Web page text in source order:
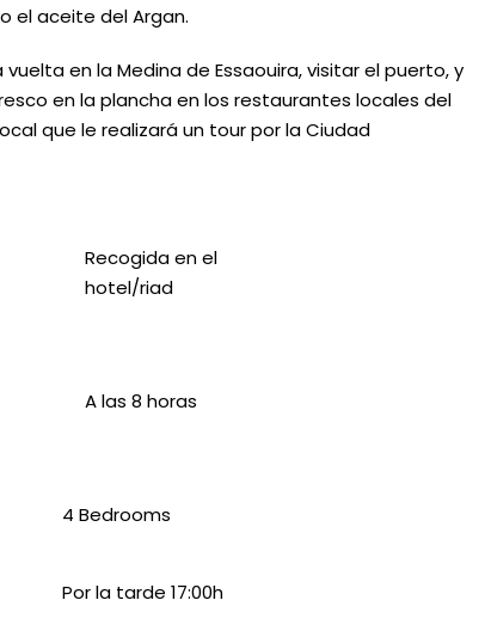
el aceite del Argan.
en la Medina de Essaouira, visitar el puerto, y
en la plancha en los restaurantes locales del
que le realizará un tour por la Ciudad
Recogida en el
hotel/riad
A las 8 horas
4 Bedrooms
Por la tarde 17:00h